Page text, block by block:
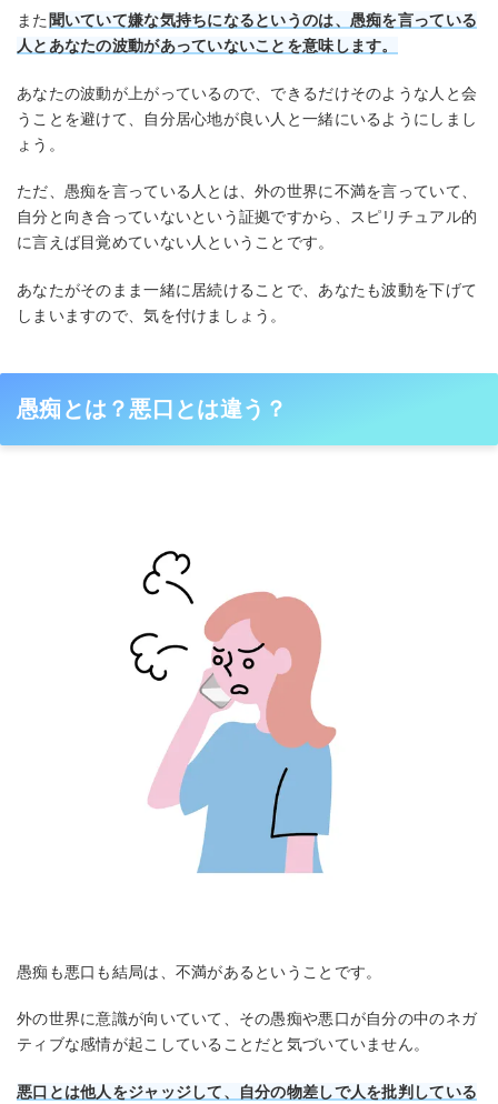
また 聞いていて嫌な気持ちになるというのは、愚痴を言っている
人とあなたの波動があっていないことを意味します。
あなたの波動が上がっているので、できるだけそのような人と会
うことを避けて、自分居心地が良い人と一緒にいるようにしまし
ょう。
ただ、愚痴を言っている人とは、外の世界に不満を言っていて、
自分と向き合っていないという証拠ですから、スピリチュアル的
に言えば目覚めていない人ということです。
あなたがそのまま一緒に居続けることで、あなたも波動を下げて
しまいますので、気を付けましょう。
愚痴とは？悪口とは違う？
愚痴も悪口も結局は、不満があるということです。
外の世界に意識が向いていて、その愚痴や悪口が自分の中のネガ
ティブな感情が起こしていることだと気づいていません。
悪口とは他人をジャッジして、自分の物差しで人を批判している